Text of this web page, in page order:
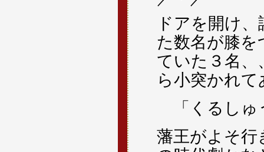
ドアを開け
た数名が膝
ていた３名、
ら小突かれ
「くるし
藩王がよそ行